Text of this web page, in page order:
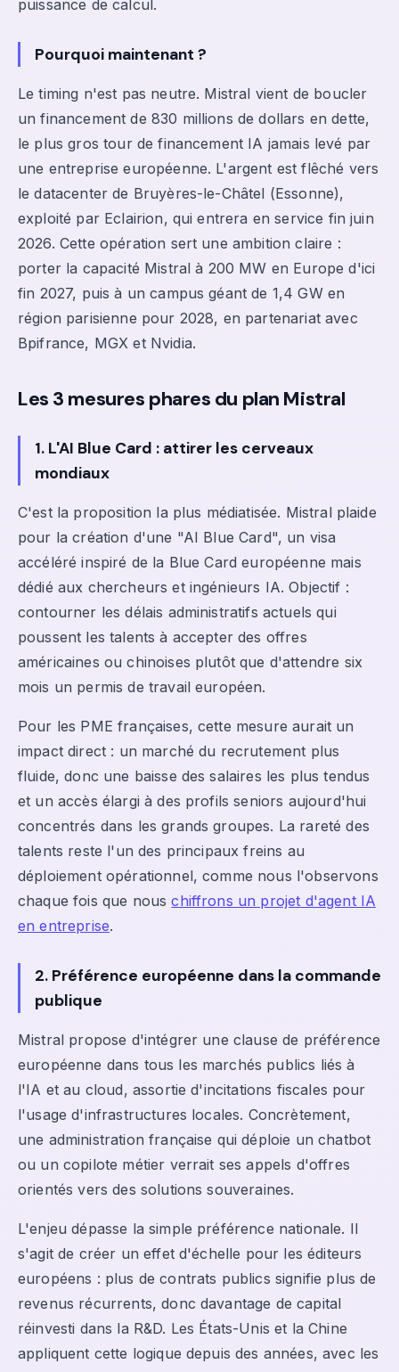
puissance de calcul.
Pourquoi maintenant ?
Le timing n'est pas neutre. Mistral vient de boucler
un financement de 830 millions de dollars en dette,
le plus gros tour de financement IA jamais levé par
une entreprise européenne. L'argent est flêché vers
le datacenter de Bruyères-le-Châtel (Essonne),
exploité par Eclairion, qui entrera en service fin juin
2026. Cette opération sert une ambition claire :
porter la capacité Mistral à 200 MW en Europe d'ici
fin 2027, puis à un campus géant de 1,4 GW en
région parisienne pour 2028, en partenariat avec
Bpifrance, MGX et Nvidia.
Les 3 mesures phares du plan Mistral
1. L'AI Blue Card : attirer les cerveaux
mondiaux
C'est la proposition la plus médiatisée. Mistral plaide
pour la création d'une "AI Blue Card", un visa
accéléré inspiré de la Blue Card européenne mais
dédié aux chercheurs et ingénieurs IA. Objectif :
contourner les délais administratifs actuels qui
poussent les talents à accepter des offres
américaines ou chinoises plutôt que d'attendre six
mois un permis de travail européen.
Pour les PME françaises, cette mesure aurait un
impact direct : un marché du recrutement plus
fluide, donc une baisse des salaires les plus tendus
et un accès élargi à des profils seniors aujourd'hui
concentrés dans les grands groupes. La rareté des
talents reste l'un des principaux freins au
déploiement opérationnel, comme nous l'observons
chaque fois que nouschiffrons un projet d'agent IA
en entreprise.
2. Préférence européenne dans la commande
publique
Mistral propose d'intégrer une clause de préférence
européenne dans tous les marchés publics liés à
l'IA et au cloud, assortie d'incitations fiscales pour
l'usage d'infrastructures locales. Concrètement,
une administration française qui déploie un chatbot
ou un copilote métier verrait ses appels d'offres
orientés vers des solutions souveraines.
L'enjeu dépasse la simple préférence nationale. Il
s'agit de créer un effet d'échelle pour les éditeurs
européens : plus de contrats publics signifie plus de
revenus récurrents, donc davantage de capital
réinvesti dans la R&D. Les États-Unis et la Chine
appliquent cette logique depuis des années, avec les